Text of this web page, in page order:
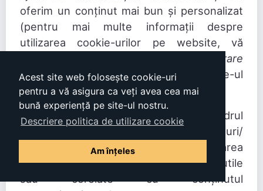
Acest site web folosește cookie-uri
pentru a vă asigura ca veți avea cea mai
bună experiență pe site-ul nostru.
Descriere politica de utilizare cookie
Am înțeles
oferim un conținut mai bun și personalizat
(pentru mai multe informații despre
utilizarea cookie-urilor pe website, vă
Politica de administrare
a fișierelor cookiedisponibilă pe website-ul
nostru aici.
Vă informăm că, navigând în cadrul
secțiunilor din website, veți găsi link-uri/
adrese de interes pentru informarea
dumneavoastră pe care le considerăm utile
sau corelate cu conținutul